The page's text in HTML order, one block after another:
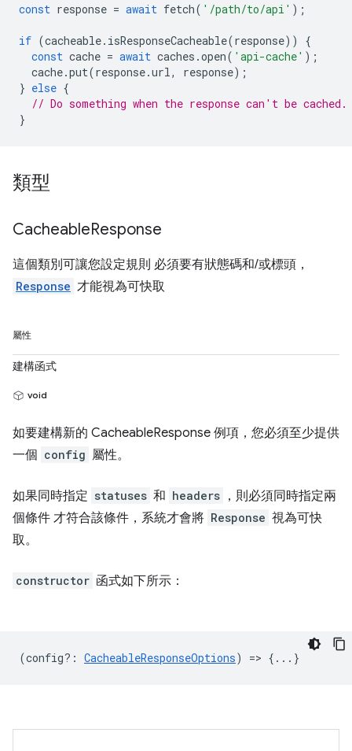
const response = await fetch( '/path/to/api' );
if (cacheable. isResponseCacheable(response))
{
const cache = await caches .open( 'api-cache' );
cache.put(response.url, response);
} else {
// Do something when the response can't be cached.
}
類型
CacheableResponse
這個類別可讓您設定規則 必須要有狀態碼和/或標頭，
Response 才能視為可快取
屬性
建構函式
void
如要建構新的 CacheableResponse 例項，您必須至少提供
一個 config 屬性。
如果同時指定 statuses 和 headers ，則必須同時指定兩
個條件 才符合該條件，系統才會將 Response 視為可快
取。
constructor 函式如下所示：
(config? : CacheableResponseOptions) => {...}